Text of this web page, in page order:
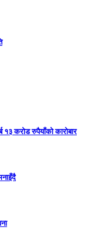
करोड रुपैयाँको कारोबार